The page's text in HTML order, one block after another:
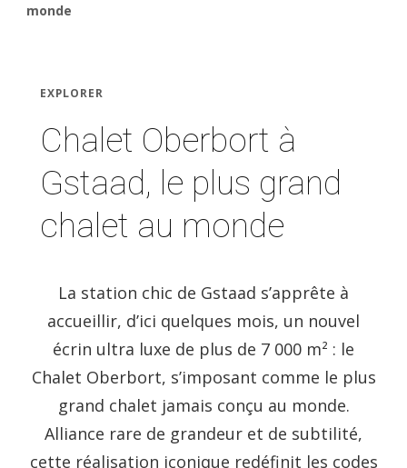
monde
EXPLORER
Chalet Oberbort à
Gstaad, le plus grand
chalet au monde
La station chic de Gstaad s’apprête à
accueillir, d’ici quelques mois, un nouvel
écrin ultra luxe de plus de 7 000 m² : le
Chalet Oberbort, s’imposant comme le plus
grand chalet jamais conçu au monde.
Alliance rare de grandeur et de subtilité,
cette réalisation iconique redéfinit les codes